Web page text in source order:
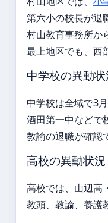
第六小の校長が退
村山教育事務所か
最上地区でも、西
中学校の異動状
中学校は全域で3
酒田第一中などで
教諭の退職が確認
高校の異動状況
高校では、山辺高
教頭、教諭、養護